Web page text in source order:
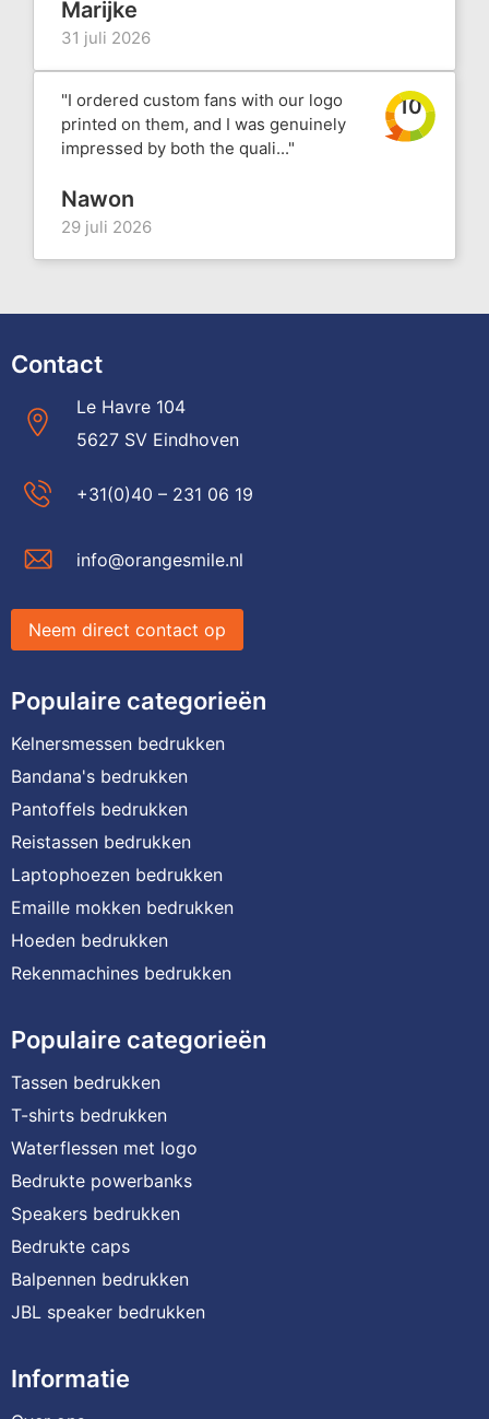
Marijke
31 juli 2026
"I ordered custom fans with our logo
printed on them, and I was genuinely
impressed by both the quali..."
10
Nawon
29 juli 2026
Contact
Le Havre 104
5627 SV Eindhoven
+31(0)40 – 231 06 19
info@orangesmile.nl
Neem direct contact op
Populaire categorieën
Kelnersmessen bedrukken
Bandana's bedrukken
Pantoffels bedrukken
Reistassen bedrukken
Laptophoezen bedrukken
Emaille mokken bedrukken
Hoeden bedrukken
Rekenmachines bedrukken
Populaire categorieën
Tassen bedrukken
T-shirts bedrukken
Waterflessen met logo
Bedrukte powerbanks
Speakers bedrukken
Bedrukte caps
Balpennen bedrukken
JBL speaker bedrukken
Informatie